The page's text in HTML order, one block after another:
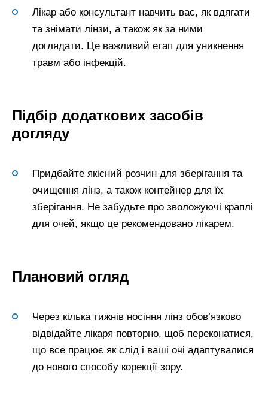
Лікар або консультант навчить вас, як вдягати
та знімати лінзи, а також як за ними
доглядати. Це важливий етап для уникнення
травм або інфекцій.
Підбір додаткових засобів
догляду
Придбайте якісний розчин для зберігання та
очищення лінз, а також контейнер для їх
зберігання. Не забудьте про зволожуючі краплі
для очей, якщо це рекомендовано лікарем.
Плановий огляд
Через кілька тижнів носіння лінз обов’язково
відвідайте лікаря повторно, щоб переконатися,
що все працює як слід і ваші очі адаптувалися
до нового способу корекції зору.